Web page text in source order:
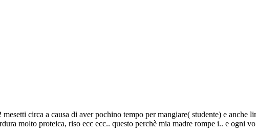
circa a causa di aver pochino tempo per mangiare( studente) e
molto proteica, riso ecc ecc.. questo perchè mia madre rompe i.. e ogni